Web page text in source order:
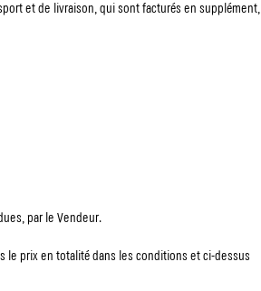
et de livraison, qui sont facturés en supplément,
par le Vendeur.
le prix en totalité dans les conditions et ci-dessus